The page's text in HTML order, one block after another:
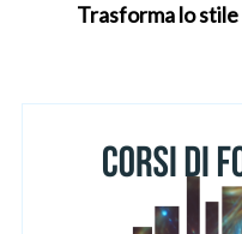
Trasforma lo